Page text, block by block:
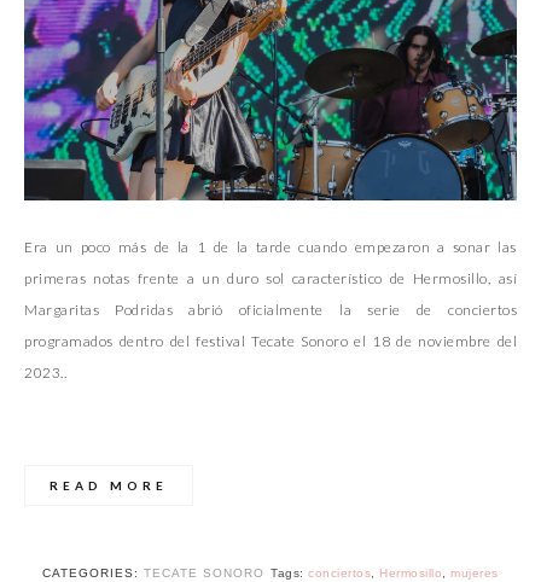
Era un poco más de la 1 de la tarde cuando empezaron a sonar las
primeras notas frente a un duro sol característico de Hermosillo, así
Margaritas Podridas abrió oficialmente la serie de conciertos
programados dentro del festival Tecate Sonoro el 18 de noviembre del
2023..
READ MORE
CATEGORIES:TECATE SONORO Tags:conciertos Hermosillo ,mujeres